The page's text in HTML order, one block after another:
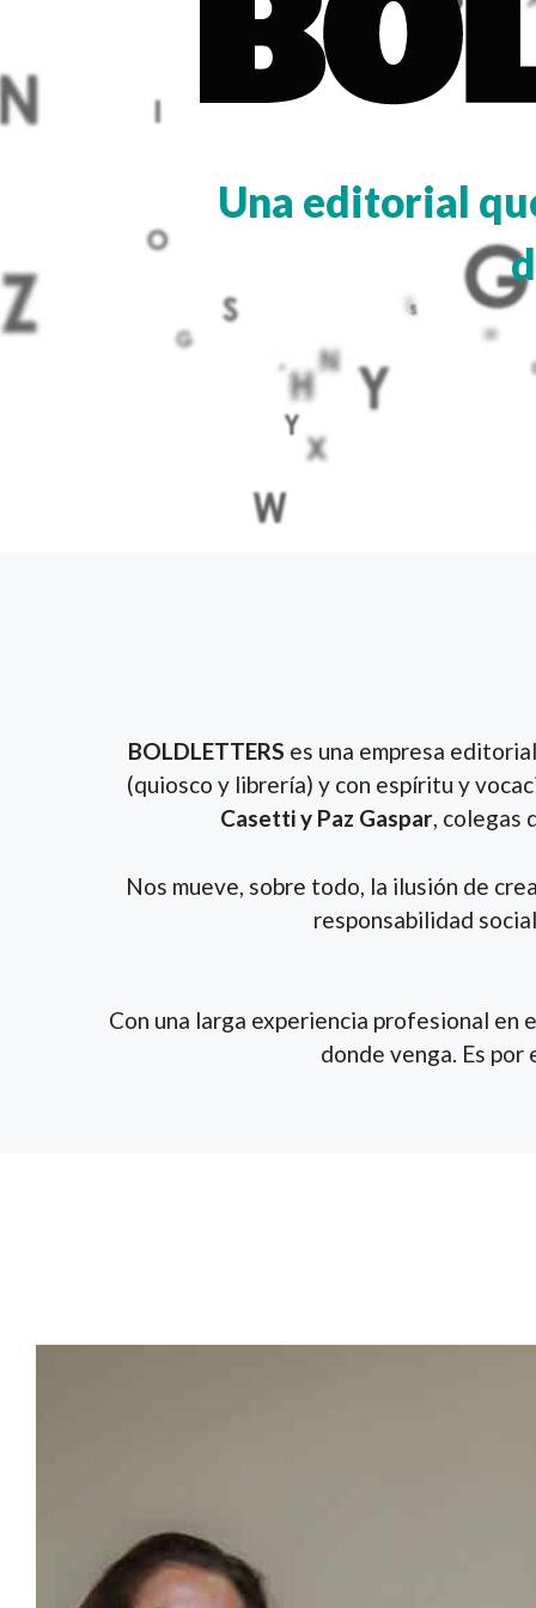
Una editorial
BOLDLETTERS es una empresa
(quiosco y librería) y con espíritu y
Casetti y Paz Gaspar, colegas
Nos mueve, sobre todo, la ilusión de
responsabilidad
Con una larga experiencia profesional
donde venga. Es